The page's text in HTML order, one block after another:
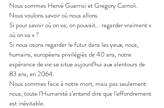
Nous sommes Hervé Guerrisi et Gregory Carnoli.
Nous voulons savoir où nous allons.
Si pour savoir où on va, on pouvait... regarder vraiment «
où on va » ?
Si nous osons regarder le futur dans les yeux, nous,
humains, européens privilégiés de 40 ans, notre
espérance de vie se situe aujourd’hui aux alentours de
83 ans, en 2064.
Nous sommes face à notre mort, mais pas seulement
nous; toute l’Humanité s’entend dire que l’effondrement
est inévitable.